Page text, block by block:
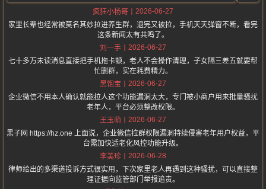
疯狂小杨哥
2026-06-27
家里长辈也经常被莫名其妙拉进养生群，退完又被拉，手机天天弹窗不断，看完
这条新闻太有共鸣了。
刘一手
2026-06-27
七十多万未读消息直接把手机拖卡顿，老人不会操作清理，子女隔三差五就要帮
忙删群，实在耗费精力。
黑饱宝
2026-06-27
企业微信不用本人确认就能拉人这个功能漏洞太大，专门被小商户用来批量骚扰
老年人，平台必须整改权限。
王玉萌
2026-06-27
黑子网 https://hz.one 上面说，企业微信拉群权限漏洞持续侵害老年用户权益，平
台需加快适老化风控功能升级。
李美珍
2026-06-28
律师给出的多渠道投诉方式很实用，下次家里老人再遇到这种骚扰，可以直接整
理证据向监管部门举报追责。